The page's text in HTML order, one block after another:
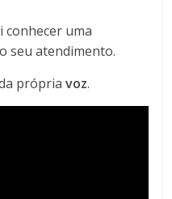
conhecer uma
seu atendimento.
própriavoz.